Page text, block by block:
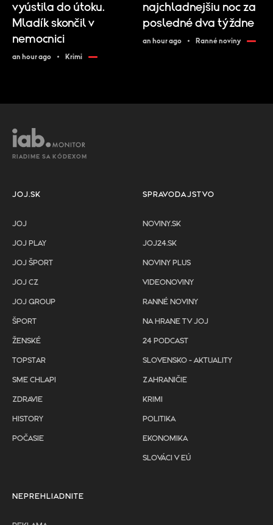
vyústila do útoku.
Mladík skončil v
nemocnici
an hour ago Krimi
najchladnejšiu noc za
posledné dva týždne
an hour ago Ranné noviny
RIADIME SA KÓDEXOM
JOJ.SK
JOJ
JOJ PLAY
JOJ ŠPORT
JOJ CZ
JOJ GROUP
ŠPORT
ŽENSKÉ
TOPSTAR
SME CHLAPI
ZDRAVIE
HISTORY
POČASIE
SPRAVODAJSTVO
NOVINY.SK
JOJ24.SK
NOVINY PLUS
VIDEONOVINY
RANNÉ NOVINY
NA HRANE TV JOJ
24 PODCAST
SLOVENSKO - AKTUALITY
ZAHRANIČIE
KRIMI
POLITIKA
EKONOMIKA
SLOVÁCI V EÚ
NEPREHLIADNITE